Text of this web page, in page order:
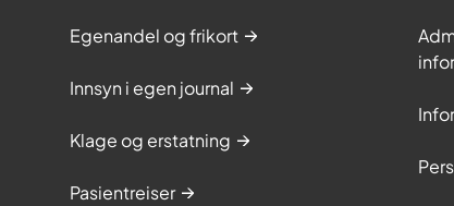
Egenandel og frikort
Innsyn i egen journal
Klage og erstatning
Pasientreiser